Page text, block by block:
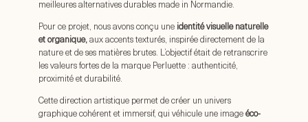
meilleures alternatives durables made in Normandie.
Pour ce projet, nous avons conçu une identité visuelle naturelle
et organique, aux accents texturés, inspirée directement de la
nature et de ses matières brutes. L’objectif était de retranscrire
les valeurs fortes de la marque Perluette : authenticité,
proximité et durabilité.
Cette direction artistique permet de créer un univers
graphique cohérent et immersif, qui véhicule une image éco-